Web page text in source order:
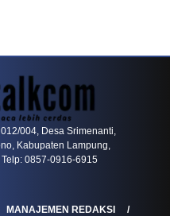
004, Desa Srimenanti,
Kabupaten Lampung,
0857-0916-6915
MANAJEMEN REDAKSI